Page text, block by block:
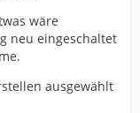
wäre
neu eingeschaltet
ausgewählt